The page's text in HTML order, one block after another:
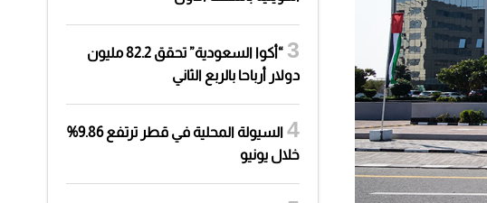
“أكوا السعودية” تحقق 82.2 مليون
دولار أرباحا بالربع الثاني
السيولة المحلية في قطر ترتفع 9.86%
خلال يونيو